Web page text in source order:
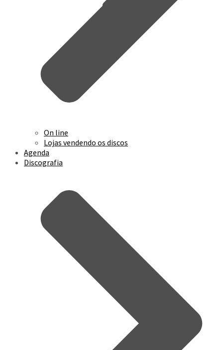
Lojas vendendo os discos
Lendas e Sol – Tatá Aeroplano
Tatá Aeroplano
Boate Invisível – Tatá Aeroplano
Não Dá Pra Agarrar – Tatá Aeroplano
Discotecagem
Zeroum
On line
Lojas vendendo os discos
Agenda
Discografia